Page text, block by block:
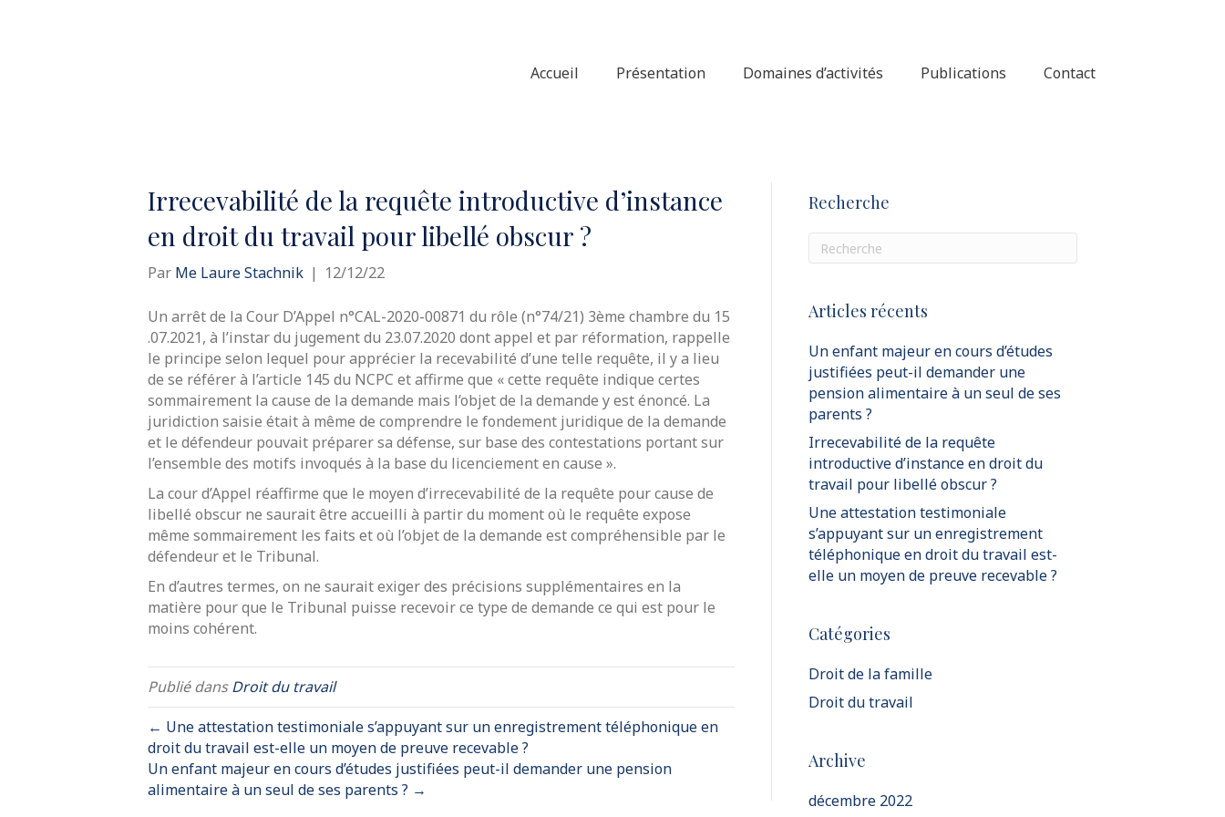
Accueil Présentation Domaines d’activités Publications Contact
Irrecevabilité de la requête introductive d’instance
en droit du travail pour libellé obscur ?
Par Me Laure Stachnik | 12/12/22
Un arrêt de la Cour D’Appel n°CAL-2020-00871 du rôle (n°74/21) 3ème chambre du 15
.07.2021, à l’instar du jugement du 23.07.2020 dont appel et par réformation, rappelle
le principe selon lequel pour apprécier la recevabilité d’une telle requête, il y a lieu
de se référer à l’article 145 du NCPC et affirme que « cette requête indique certes
sommairement la cause de la demande mais l’objet de la demande y est énoncé. La
juridiction saisie était à même de comprendre le fondement juridique de la demande
et le défendeur pouvait préparer sa défense, sur base des contestations portant sur
l’ensemble des motifs invoqués à la base du licenciement en cause ».
La cour d’Appel réaffirme que le moyen d’irrecevabilité de la requête pour cause de
libellé obscur ne saurait être accueilli à partir du moment où le requête expose
même sommairement les faits et où l’objet de la demande est compréhensible par le
défendeur et le Tribunal.
En d’autres termes, on ne saurait exiger des précisions supplémentaires en la
matière pour que le Tribunal puisse recevoir ce type de demande ce qui est pour le
moins cohérent.
Publié dansDroit du travail
← Une attestation testimoniale s’appuyant sur un enregistrement téléphonique en
droit du travail est-elle un moyen de preuve recevable ?
Un enfant majeur en cours d’études justifiées peut-il demander une pension
alimentaire à un seul de ses parents ? →
Recherche
Articles récents
Un enfant majeur en cours d’études
justifiées peut-il demander une
pension alimentaire à un seul de ses
parents ?
Irrecevabilité de la requête
introductive d’instance en droit du
travail pour libellé obscur ?
Une attestation testimoniale
s’appuyant sur un enregistrement
téléphonique en droit du travail est-
elle un moyen de preuve recevable ?
Catégories
Droit de la famille
Droit du travail
Archive
décembre 2022